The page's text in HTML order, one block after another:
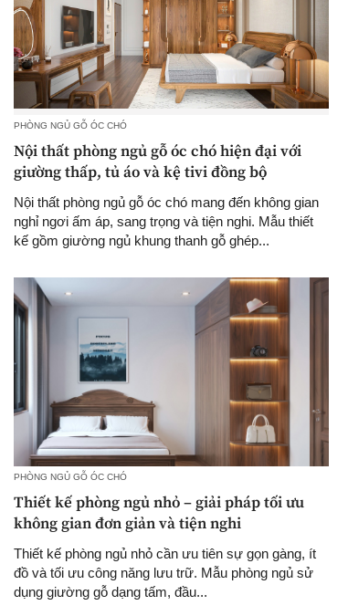
PHÒNG NGỦ GỖ ÓC CHÓ
Nội thất phòng ngủ gỗ óc chó hiện đại với
giường thấp, tủ áo và kệ tivi đồng bộ
Nội thất phòng ngủ gỗ óc chó mang đến không gian
nghỉ ngơi ấm áp, sang trọng và tiện nghi. Mẫu thiết
kế gồm giường ngủ khung thanh gỗ ghép...
PHÒNG NGỦ GỖ ÓC CHÓ
Thiết kế phòng ngủ nhỏ – giải pháp tối ưu
không gian đơn giản và tiện nghi
Thiết kế phòng ngủ nhỏ cần ưu tiên sự gọn gàng, ít
đồ và tối ưu công năng lưu trữ. Mẫu phòng ngủ sử
dụng giường gỗ dạng tấm, đầu...